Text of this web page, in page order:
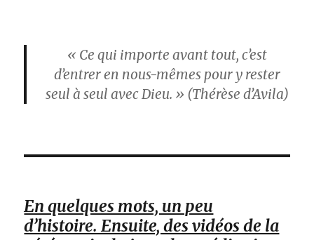
« Ce qui importe avant tout, c’est
d’entrer en nous-mêmes pour y rester
seul à seul avec Dieu. » (Thérèse d’Avila)
En quelques mots, un peu
d’histoire. Ensuite, des vidéos de la